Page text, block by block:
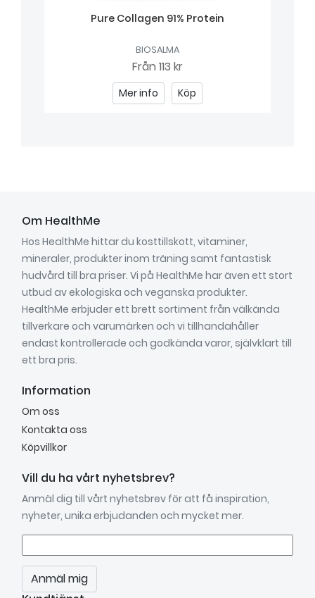
Pure Collagen 91% Protein
BIOSALMA
Från 113 kr
Mer info Köp
Om HealthMe
Hos HealthMe hittar du kosttillskott, vitaminer,
mineraler, produkter inom träning samt fantastisk
hudvård till bra priser. Vi på HealthMe har även ett stort
utbud av ekologiska och veganska produkter.
HealthMe erbjuder ett brett sortiment från välkända
tillverkare och varumärken och vi tillhandahåller
endast kontrollerade och godkända varor, självklart till
ett bra pris.
Information
Om oss
Kontakta oss
Köpvillkor
Vill du ha vårt nyhetsbrev?
Anmäl dig till vårt nyhetsbrev för att få inspiration,
nyheter, unika erbjudanden och mycket mer.
Anmäl mig